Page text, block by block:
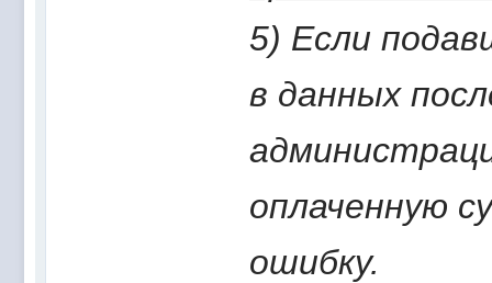
5) Если
в данных
оплаченную
ошибку.